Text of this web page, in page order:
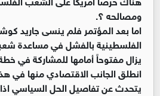
ومصالحه ؟.
اما بعد المؤتمر فلم ينسى جاريد
الفلسطينية بالفشل في مساعدة
يزال مفتوحاً أمامها للمشاركة في
انطلق الجانب الاقتصادي منها في
يتحدث عن تفاصيل الحل السياسي